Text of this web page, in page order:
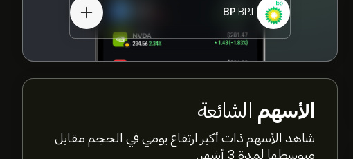
BP BP.L
الأسهم الشائعة
شاهد الأسهم ذات أكبر ارتفاع يومي في الحجم مقابل
متوسطها لمدة 3 أشهر.